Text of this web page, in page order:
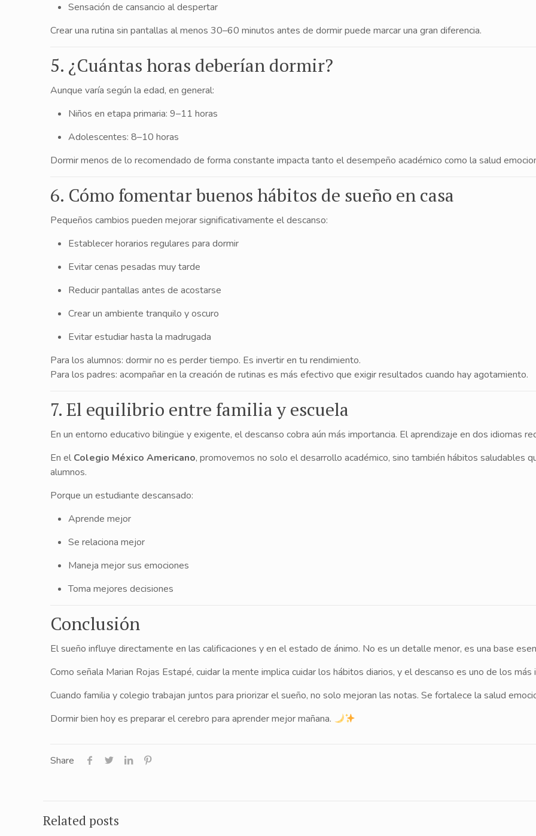
Sensación de cansancio al despertar
Crear una rutina sin pantallas al menos 30–60 minutos antes de dormir puede marcar una gran diferencia.
5. ¿Cuántas horas deberían dormir?
Aunque varía según la edad, en general:
Niños en etapa primaria: 9–11 horas
Adolescentes: 8–10 horas
Dormir menos de lo recomendado de forma constante impacta tanto el desempeño académico como la salud
6. Cómo fomentar buenos hábitos de sueño en casa
Pequeños cambios pueden mejorar significativamente el descanso:
Establecer horarios regulares para dormir
Evitar cenas pesadas muy tarde
Reducir pantallas antes de acostarse
Crear un ambiente tranquilo y oscuro
Evitar estudiar hasta la madrugada
Para los alumnos: dormir no es perder tiempo. Es invertir en tu rendimiento.
Para los padres: acompañar en la creación de rutinas es más efectivo que exigir resultados cuando hay agotamiento.
7. El equilibrio entre familia y escuela
En un entorno educativo bilingüe y exigente, el descanso cobra aún más importancia. El aprendizaje en dos idiomas
En el Colegio México Americano, promovemos no solo el desarrollo académico, sino también hábitos saludables
alumnos.
Porque un estudiante descansado:
Aprende mejor
Se relaciona mejor
Maneja mejor sus emociones
Toma mejores decisiones
Conclusión
El sueño influye directamente en las calificaciones y en el estado de ánimo. No es un detalle menor, es una base
Como señala Marian Rojas Estapé, cuidar la mente implica cuidar los hábitos diarios, y el descanso es uno de los
Cuando familia y colegio trabajan juntos para priorizar el sueño, no solo mejoran las notas. Se fortalece la salud
Dormir bien hoy es preparar el cerebro para aprender mejor mañana.
Share
Related posts